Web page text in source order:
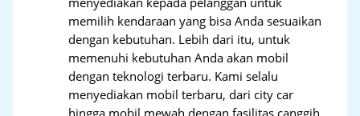
memilih kendaraan yang bisa Anda sesuaikan
dengan kebutuhan. Lebih dari itu, untuk
memenuhi kebutuhan Anda akan mobil
dengan teknologi terbaru. Kami selalu
menyediakan mobil terbaru, dari city car